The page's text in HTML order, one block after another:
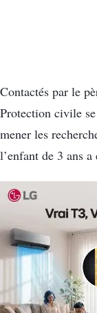
Contactés par le
Protection civile
mener les
l’enfant de 3 ans a